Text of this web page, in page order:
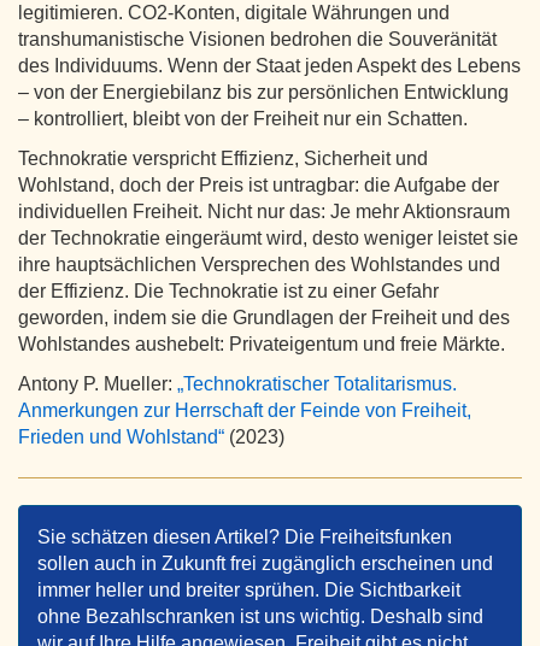
legitimieren. CO2-Konten, digitale Währungen und
transhumanistische Visionen bedrohen die Souveränität
des Individuums. Wenn der Staat jeden Aspekt des Lebens
– von der Energiebilanz bis zur persönlichen Entwicklung
– kontrolliert, bleibt von der Freiheit nur ein Schatten.
Technokratie verspricht Effizienz, Sicherheit und
Wohlstand, doch der Preis ist untragbar: die Aufgabe der
individuellen Freiheit. Nicht nur das: Je mehr Aktionsraum
der Technokratie eingeräumt wird, desto weniger leistet sie
ihre hauptsächlichen Versprechen des Wohlstandes und
der Effizienz. Die Technokratie ist zu einer Gefahr
geworden, indem sie die Grundlagen der Freiheit und des
Wohlstandes aushebelt: Privateigentum und freie Märkte.
Antony P. Mueller: „Technokratischer Totalitarismus.
Anmerkungen zur Herrschaft der Feinde von Freiheit,
Frieden und Wohlstand“ (2023)
Sie schätzen diesen Artikel? Die Freiheitsfunken
sollen auch in Zukunft frei zugänglich erscheinen und
immer heller und breiter sprühen. Die Sichtbarkeit
ohne Bezahlschranken ist uns wichtig. Deshalb sind